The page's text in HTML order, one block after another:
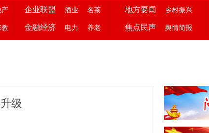
产
教
企业联盟 酒业 名茶
金融经济 电力 养老
地方要闻 乡村振兴
焦点民声 舆情简报
级